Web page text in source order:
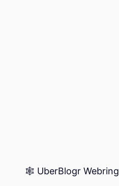
🕸️ UberBlogr Webring